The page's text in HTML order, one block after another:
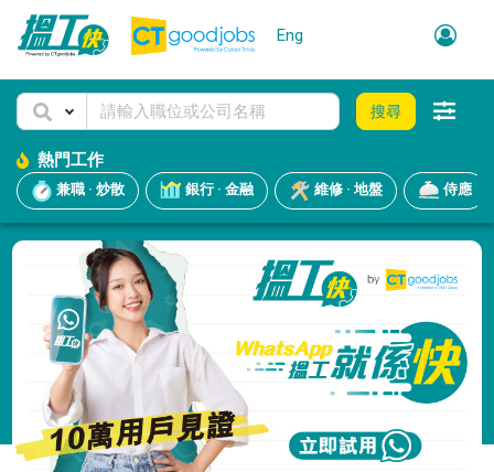
Eng
搜尋
熱門工作
兼職 · 炒散 銀行 · 金融 維修 · 地盤 侍應